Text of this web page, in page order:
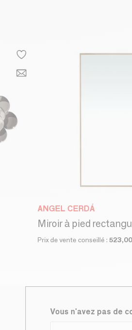
ANGEL CERDÁ
Miroir à pied
Prix de vente conseillé :
Vous n'avez pas de